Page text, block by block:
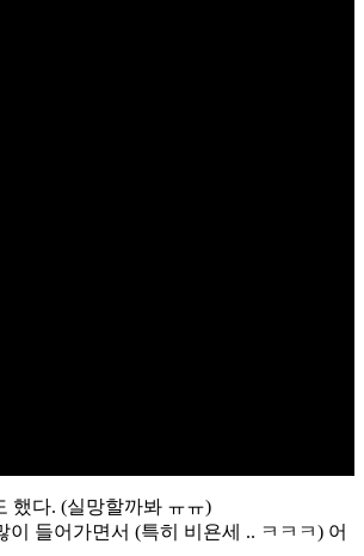
했다. (실망할까봐 ㅠㅠ)
들어가면서 (특히 비욘세 .. ㅋㅋㅋ) 어